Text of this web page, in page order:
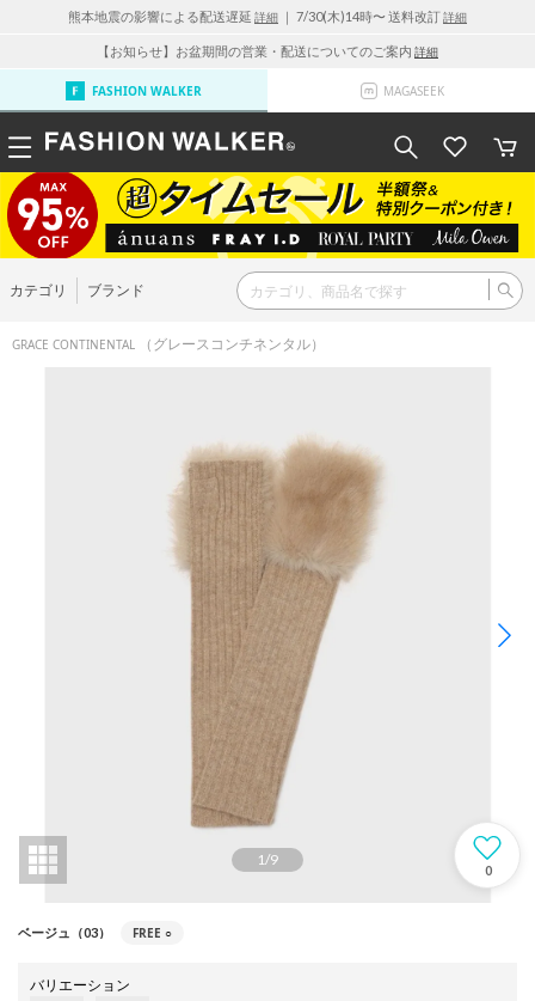
熊本地震の影響による配送遅延 詳細 ｜ 7/30(木)14時〜 送料改訂詳細
【お知らせ】お盆期間の営業・配送についてのご案内 詳細
FASHION WALKER MAGASEEK
カテゴリ ブランド
GRACE CONTINENTAL （グレースコンチネンタル）
1/9
0
ベージュ（03） FREE ○
バリエーション